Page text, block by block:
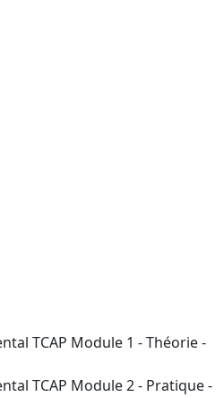
TCAP Module 1 - Théorie -
TCAP Module 2 - Pratique -